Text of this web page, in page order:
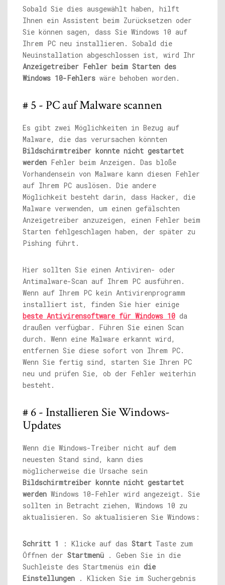
Sobald Sie dies ausgewählt haben, hilft
Ihnen ein Assistent beim Zurücksetzen oder
Sie können sagen, dass Sie Windows 10 auf
Ihrem PC neu installieren. Sobald die
Neuinstallation abgeschlossen ist, wird Ihr
Anzeigetreiber Fehler beim Starten des
Windows 10-Fehlers wäre behoben worden.
# 5 - PC auf Malware scannen
Es gibt zwei Möglichkeiten in Bezug auf
Malware, die das verursachen könnten
Bildschirmtreiber konnte nicht gestartet
werden Fehler beim Anzeigen. Das bloße
Vorhandensein von Malware kann diesen Fehler
auf Ihrem PC auslösen. Die andere
Möglichkeit besteht darin, dass Hacker, die
Malware verwenden, um einen gefälschten
Anzeigetreiber anzuzeigen, einen Fehler beim
Starten fehlgeschlagen haben, der später zu
Pishing führt.
Hier sollten Sie einen Antiviren- oder
Antimalware-Scan auf Ihrem PC ausführen.
Wenn auf Ihrem PC kein Antivirenprogramm
installiert ist, finden Sie hier einige
beste Antivirensoftware für Windows 10 da
draußen verfügbar. Führen Sie einen Scan
durch. Wenn eine Malware erkannt wird,
entfernen Sie diese sofort von Ihrem PC.
Wenn Sie fertig sind, starten Sie Ihren PC
neu und prüfen Sie, ob der Fehler weiterhin
besteht.
# 6 - Installieren Sie Windows-
Updates
Wenn die Windows-Treiber nicht auf dem
neuesten Stand sind, kann dies
möglicherweise die Ursache sein
Bildschirmtreiber konnte nicht gestartet
werden Windows 10-Fehler wird angezeigt. Sie
sollten in Betracht ziehen, Windows 10 zu
aktualisieren. So aktualisieren Sie Windows:
Schritt 1 : Klicke auf das Start Taste zum
Öffnen der Startmenü . Geben Sie in die
Suchleiste des Startmenüs ein die
Einstellungen . Klicken Sie im Suchergebnis